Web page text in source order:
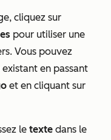
cliquez sur
pour utiliser une
Vous pouvez
en passant
et en cliquant sur
le texte dans le